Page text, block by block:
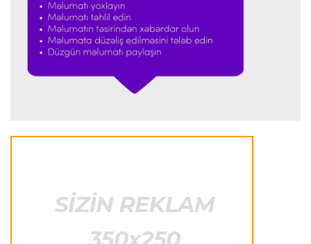
Konfrans liqası 01:29 07.08.2026
Konfrans Liqasında daha beş qarşılaşma başa
çatıb
planlaşdırılan yoldaşlıq oyununu ləğv etdi
23:59 06.08.2026